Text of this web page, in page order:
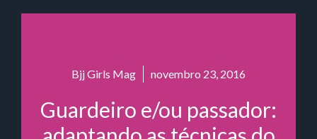
Bjj Girls Mag novembro 23, 2016
Guardeiro e/ou passador: